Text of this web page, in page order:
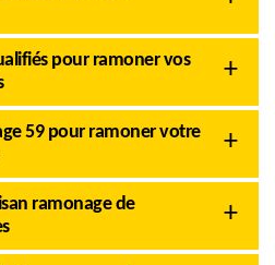
pour ramoner vos
59 pour ramoner votre
ramonage de